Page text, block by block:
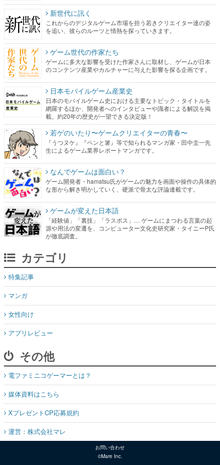
新世代に訊く
これからのデジタルゲーム市場を担う若きクリエイター達の姿
を追い、彼らのルーツと情熱を探っていきます。
ゲーム世代の作家たち
ゲームに多大な影響を受けた作家さんに取材し、ゲームが日本
のコンテンツ産業やカルチャーに与えた影響を探る企画です。
日本モバイルゲーム産業史
日本のモバイルゲーム史における主要なトピック・タイトルを
網羅するほか、開発者へのインタビューや識者による解説を掲
載。約20年の歴史が一望できる決定版！
若ゲのいたり〜ゲームクリエイターの青春〜
『うつヌケ』『ペンと箸』等で知られるマンガ家・田中圭一先
生によるゲーム業界レポートマンガです。
なんでゲームは面白い？
ゲーム開発者・hamatsu氏がゲームの魅力を画面や操作の具体的
な形から解き明かしていく、硬派で骨太な評論連載です。
ゲームが変えた日本語
「経験値」「裏技」「ラスボス」… ゲームにまつわる言葉の起
源や用法の変遷を、コンピューター文化史研究家・タイニーP氏
が徹底調査。
カテゴリ
特集記事
マンガ
女性向け
アプリレビュー
その他
電ファミニコゲーマーとは？
媒体資料はこちら
XプレゼントCP応募規約
運営：株式会社マレ
お問い合わせ
©Mare Inc.